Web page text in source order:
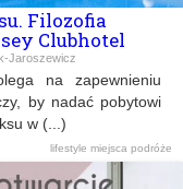
Filozofia
Clubhotel
Jaroszewicz
na zapewnieniu
by nadać pobytowi
w (...)
lifestyle miejsca podróże